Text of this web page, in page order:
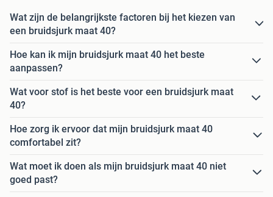
Wat zijn de belangrijkste factoren bij het kiezen van
een bruidsjurk maat 40?
Hoe kan ik mijn bruidsjurk maat 40 het beste
aanpassen?
Wat voor stof is het beste voor een bruidsjurk maat
40?
Hoe zorg ik ervoor dat mijn bruidsjurk maat 40
comfortabel zit?
Wat moet ik doen als mijn bruidsjurk maat 40 niet
goed past?